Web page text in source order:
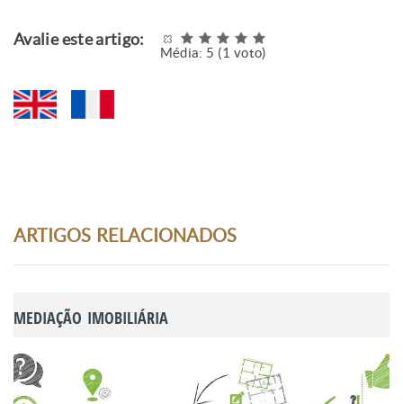
Avalie este artigo:
Média: 5 (1 voto)
ARTIGOS RELACIONADOS
MEDIAÇÃO IMOBILIÁRIA